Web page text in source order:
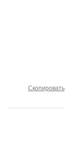
Скопировать